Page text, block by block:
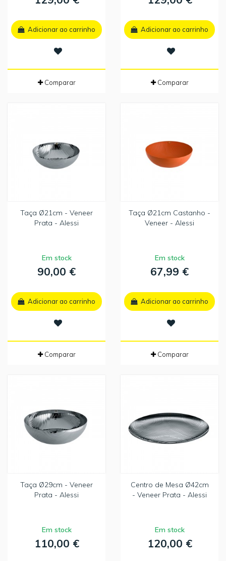
Adicionar ao carrinho
Comparar
Adicionar ao carrinho
Comparar
Taça Ø21cm - Veneer
Prata - Alessi
Em stock
90,00 €
Adicionar ao carrinho
Comparar
Taça Ø21cm Castanho -
Veneer - Alessi
Em stock
67,99 €
Adicionar ao carrinho
Comparar
Taça Ø29cm - Veneer
Prata - Alessi
Em stock
110,00 €
Centro de Mesa Ø42cm
- Veneer Prata - Alessi
Em stock
120,00 €